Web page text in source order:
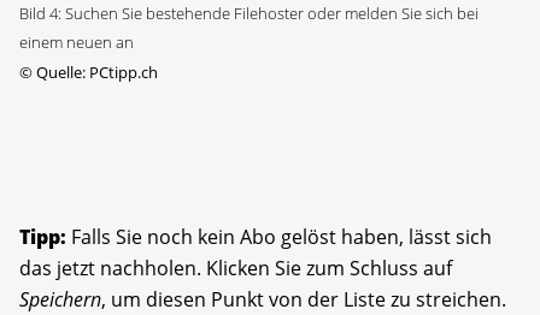
Bild 4: Suchen Sie bestehende Filehoster oder melden Sie sich bei
einem neuen an
©Quelle: PCtipp.ch
Tipp: Falls Sie noch kein Abo gelöst haben, lässt sich
das jetzt nachholen. Klicken Sie zum Schluss auf
Speichern, um diesen Punkt von der Liste zu streichen.